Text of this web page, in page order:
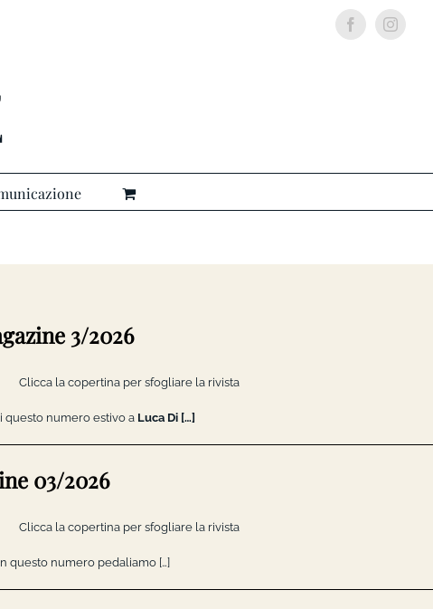
Facebook
3/2026
Clicca la copertina per sfogliare la rivista
questo numero estivo a Luca Di […]
03/2026
Clicca la copertina per sfogliare la rivista
questo numero pedaliamo […]